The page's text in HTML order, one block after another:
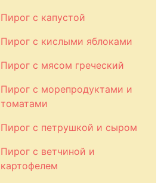
Пирог с капустой
Пирог с кислыми яблоками
Пирог с мясом греческий
Пирог с морепродуктами и
томатами
Пирог с петрушкой и сыром
Пирог с ветчиной и
картофелем